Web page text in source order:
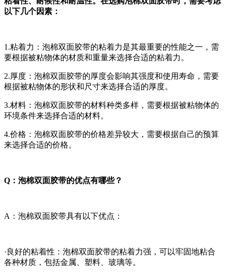
以下几个因素：
1.粘着力：泡棉双面胶带的粘着力是其最重要的性能之一，需
要根据被粘物体的材质和重量来选择合适的粘着力。
2.厚度：泡棉双面胶带的厚度会影响其强度和使用寿命，需要
根据被粘物体的形状和尺寸来选择合适的厚度。
3.材料：泡棉双面胶带的材料种类多样，需要根据被粘物体的
环境条件来选择合适的材料。
4.价格：泡棉双面胶带的价格差异较大，需要根据自己的预算
来选择合适的价格。
Q：泡棉双面胶带的优点有哪些？
A：泡棉双面胶带具有以下优点：
·良好的粘着性：泡棉双面胶带的粘着力强，可以牢固地粘合
各种材质，包括金属、塑料、玻璃等。